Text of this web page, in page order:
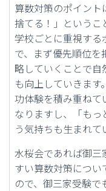
算数対策のポイント
捨てる！」というこ
学校ごとに重視する
で、まず優先順位
略していくことで
も向上していきま
功体験を積み重ねて
なりますし、「も
う気持ちも生まれて
水桜会であれば御
すい算数対策につ
ので、御三家受験で